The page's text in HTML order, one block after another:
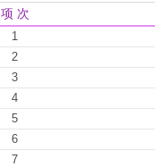
项 次
1
2
3
4
5
6
7